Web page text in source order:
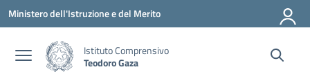
Vai ai contenuti
Vai al menu di navigazione
Vai al footer
Ministero dell'Istruzione e del Merito
Istituto Comprensivo
Teodoro Gaza